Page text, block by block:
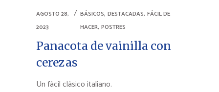
AGOSTO 28,
2023
BÁSICOS,DESTACADAS,FÁCIL DE
HACER,POSTRES
Panacota de vainilla con
cerezas
Un fácil clásico italiano.